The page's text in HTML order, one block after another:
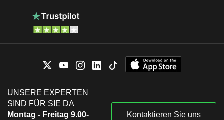
UNSERE EXPERTEN
SIND FÜR SIE DA
Montag - Freitag 9.00-
Kontaktieren Sie uns